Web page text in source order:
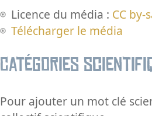
Licence du média : CC by-
Télécharger le média
Catégories
Pour ajouter un mot clé